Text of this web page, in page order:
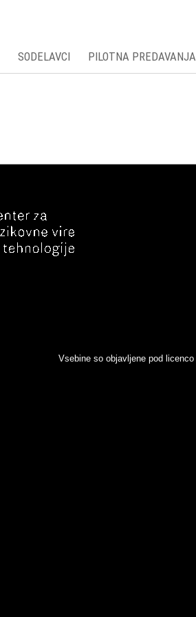
SODELAVCI PILOTNA PREDAVANJA
Vsebine so objavljene pod licenco